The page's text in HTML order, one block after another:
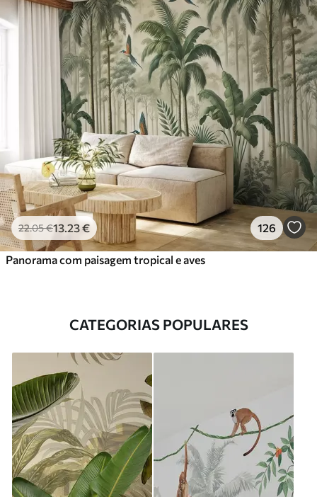
22.05€13 .23€ 126
Panorama com paisagem tropical e aves
CATEGORIAS POPULARES